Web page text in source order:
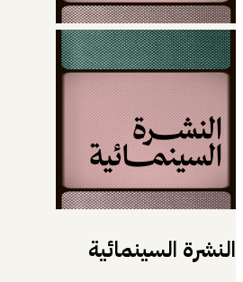
النشرة السينمائية